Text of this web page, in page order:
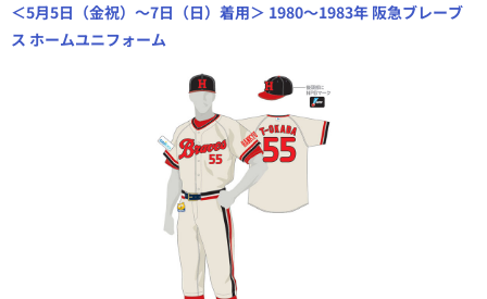
＜5月5日（金祝）～7日（日）着用＞ 1980～1983年 阪急ブレーブ
ス ホームユニフォーム